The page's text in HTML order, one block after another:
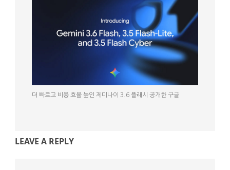
더 빠르고 비용 효율 높인 제미나이 3.6 플래시 공개한 구글
LEAVE A REPLY